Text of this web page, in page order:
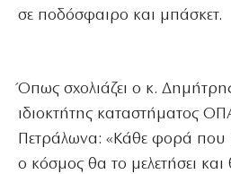
σε ποδόσφαιρο και μπάσκετ.
Όπως σχολιάζει ο κ.
ιδιοκτήτης καταστήματος
Πετράλωνα: «Κάθε φορά που
ο κόσμος θα το μελετήσει